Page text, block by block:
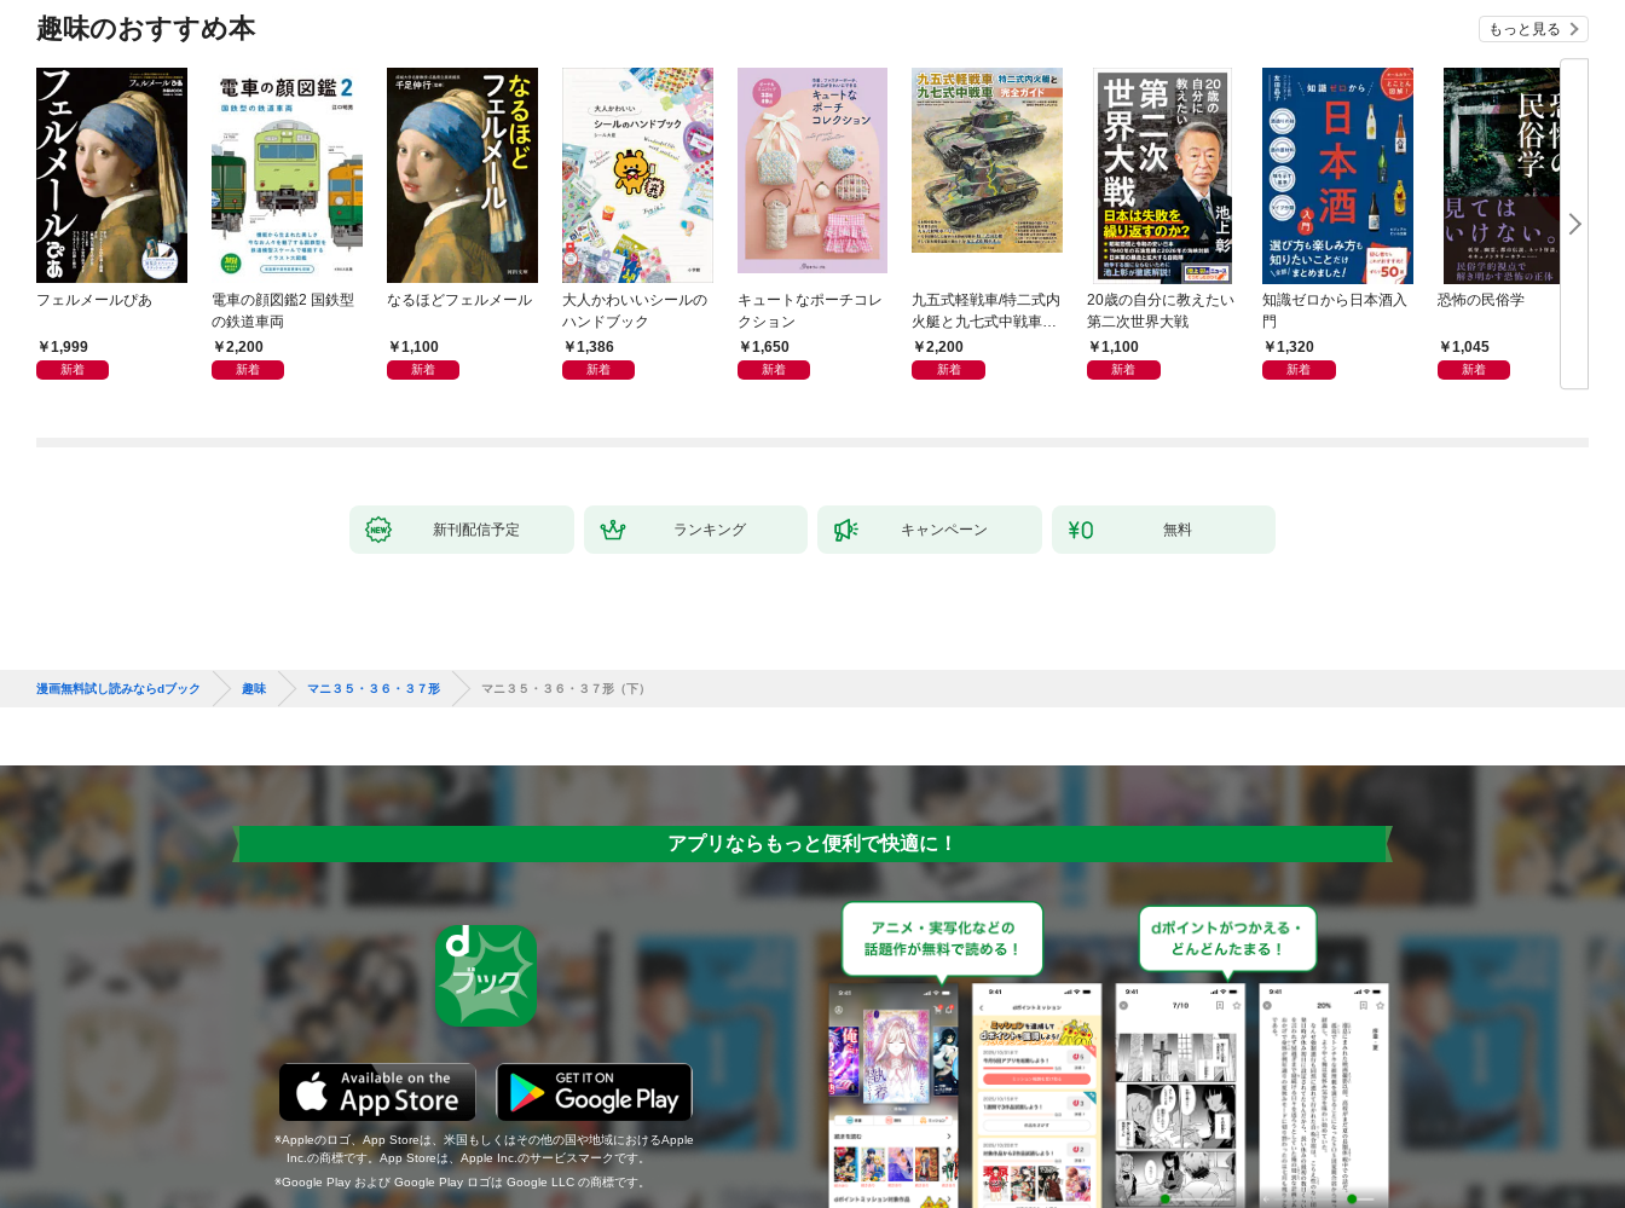
趣味のおすすめ本 もっと見る
フェルメールぴあ
1,999
新着
電車の顔図鑑2 国鉄型
の鉄道車両
2,200
新着
なるほどフェルメール
1,100
新着
大人かわいいシールの
ハンドブック
1,386
新着
キュートなポーチコレ
クション
1,650
新着
九五式軽戦車/特二式内
火艇と九七式中戦車完
全ガイド
2,200
新着
20歳の自分に教えたい
第二次世界大戦
1,100
新着
知識ゼロから日本酒入
門
1,320
新着
恐怖の民俗学
1,045
新着
新刊配信予定 ランキング キャンペーン 無料
漫画無料試し読みならdブック 趣味 マニ３５・３６・３７形 マニ３５・３６・３７形（下）
アプリならもっと便利で快適に！
Appleのロゴ、App Storeは、米国もしくはその他の国や地域におけるApple
Inc.の商標です。App Storeは、Apple Inc.のサービスマークです。
Google Play および Google Play ロゴは Google LLC の商標です。